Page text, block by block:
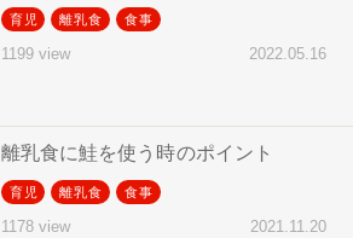
育児 離乳食 食事
1199 view 2022.05.16
離乳食に鮭を使う時のポイント
育児 離乳食 食事
1178 view 2021.11.20